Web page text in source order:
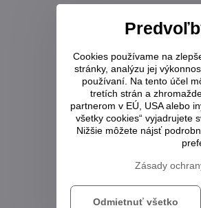
Cookies používame na
stránky, analýzu jej
používaní. Na tento účel
tretích strán a
partnerom v EÚ, USA alebo
všetky cookies“ vyjadrujete
Nižšie môžete nájsť
Zásady
Odmietnuť všetko